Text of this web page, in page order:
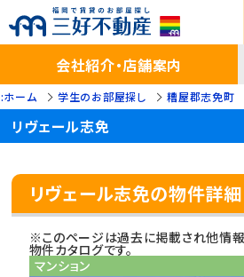
会社紹介・店舗案内
ーム 学生のお部屋探し 糟屋郡志免町
リヴェール志免
リヴェール志免の物件詳細
※このページは過去に掲載され他情
物件カタログです。
マンション